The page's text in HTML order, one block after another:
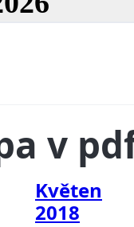
v
Květen
2018